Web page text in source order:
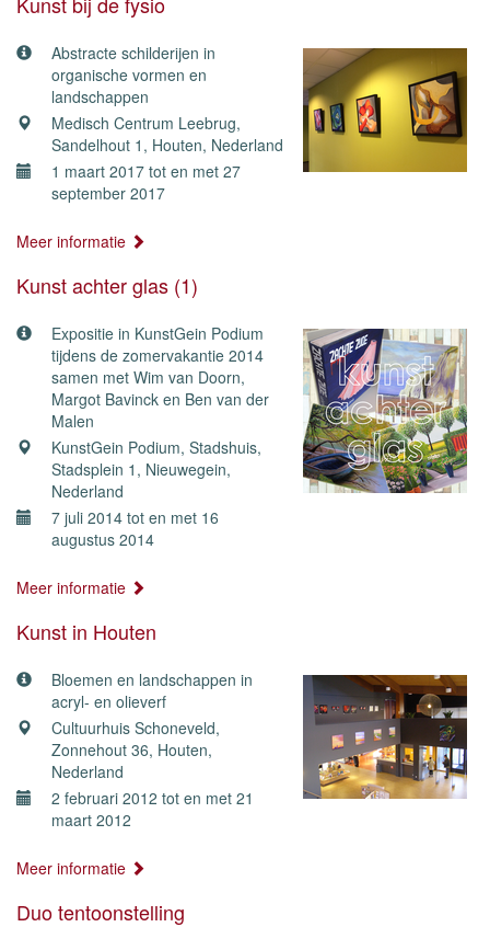
Abstracte schilderijen in
organische vormen en
landschappen
Medisch Centrum Leebrug,
Sandelhout 1, Houten, Nederland
1 maart 2017 tot en met 27
september 2017
Meer informatie
Kunst achter glas (1)
Expositie in KunstGein Podium
tijdens de zomervakantie 2014
samen met Wim van Doorn,
Margot Bavinck en Ben van der
Malen
KunstGein Podium, Stadshuis,
Stadsplein 1, Nieuwegein,
Nederland
7 juli 2014 tot en met 16
augustus 2014
Meer informatie
Kunst in Houten
Bloemen en landschappen in
acryl- en olieverf
Cultuurhuis Schoneveld,
Zonnehout 36, Houten,
Nederland
2 februari 2012 tot en met 21
maart 2012
Meer informatie
Duo tentoonstelling